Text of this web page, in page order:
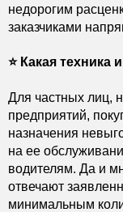
недорогим
заказчиками
⭐️ Какая техника
Для частных лиц,
предприятий,
назначения
на ее
водителям. Да и
отвечают
минимальным